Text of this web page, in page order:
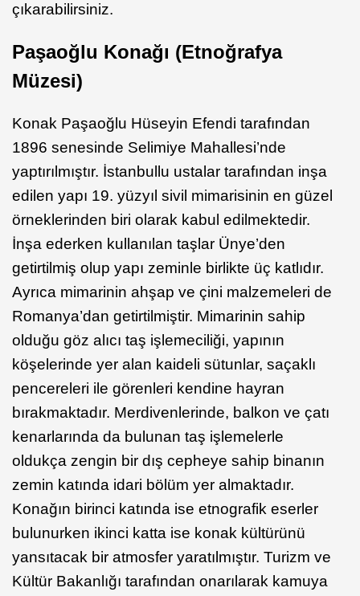
çıkarabilirsiniz.
Paşaoğlu Konağı (Etnoğrafya
Müzesi)
Konak Paşaoğlu Hüseyin Efendi tarafından
1896 senesinde Selimiye Mahallesi’nde
yaptırılmıştır. İstanbullu ustalar tarafından inşa
edilen yapı 19. yüzyıl sivil mimarisinin en güzel
örneklerinden biri olarak kabul edilmektedir.
İnşa ederken kullanılan taşlar Ünye’den
getirtilmiş olup yapı zeminle birlikte üç katlıdır.
Ayrıca mimarinin ahşap ve çini malzemeleri de
Romanya’dan getirtilmiştir. Mimarinin sahip
olduğu göz alıcı taş işlemeciliği, yapının
köşelerinde yer alan kaideli sütunlar, saçaklı
pencereleri ile görenleri kendine hayran
bırakmaktadır. Merdivenlerinde, balkon ve çatı
kenarlarında da bulunan taş işlemelerle
oldukça zengin bir dış cepheye sahip binanın
zemin katında idari bölüm yer almaktadır.
Konağın birinci katında ise etnografik eserler
bulunurken ikinci katta ise konak kültürünü
yansıtacak bir atmosfer yaratılmıştır. Turizm ve
Kültür Bakanlığı tarafından onarılarak kamuya